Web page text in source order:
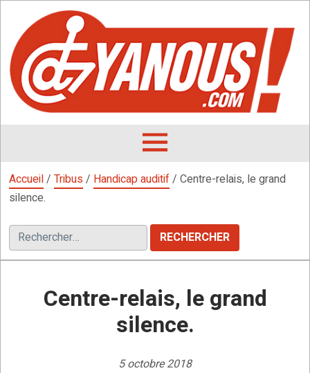
contenu
OUVRIR
MENU
Accueil/ Tribus/ Handicap auditif/ Centre-relais, le grand
silence.
Rechercher :
Centre-relais, le grand
silence.
5 octobre 2018